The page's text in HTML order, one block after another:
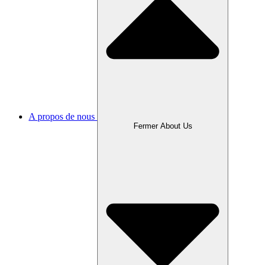
A propos de nous
Fermer About Us